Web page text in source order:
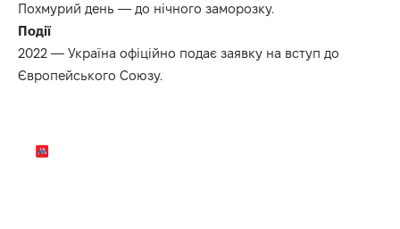
Похмурий день — до нічного заморозку.
Події
2022 — Україна офіційно подає заявку на вступ до
Європейського Союзу.